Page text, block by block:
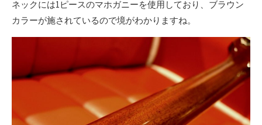
ネックには1ピースのマホガニーを使用しており、ブラウン
カラーが施されているので境がわかりますね。